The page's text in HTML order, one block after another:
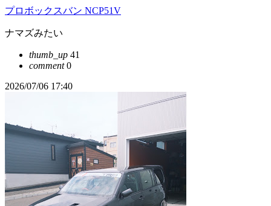
プロボックスバン NCP51V
ナマズみたい
thumb_up 41
comment0
2026/07/06 17:40